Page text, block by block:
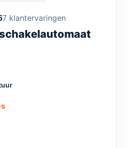
7 klantervaringen